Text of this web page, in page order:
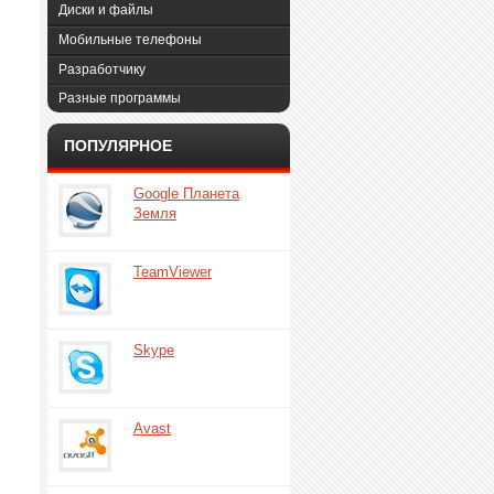
Диски и файлы
Мобильные телефоны
Разработчику
Разные программы
ПОПУЛЯРНОЕ
Google Планета
Земля
TeamViewer
Skype
Avast